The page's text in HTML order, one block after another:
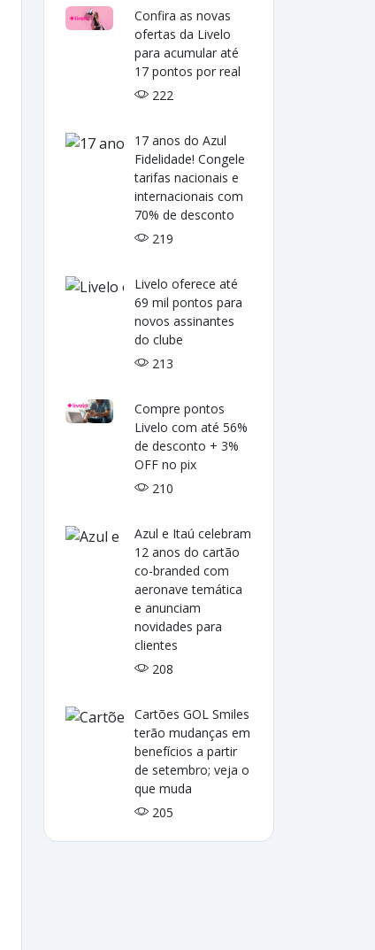
Confira as novas
ofertas da Livelo
para acumular até
17 pontos por real
222
17 anos do Azul
Fidelidade! Congele
tarifas nacionais e
internacionais com
70% de desconto
219
Livelo oferece até
69 mil pontos para
novos assinantes
do clube
213
Compre pontos
Livelo com até 56%
de desconto + 3%
OFF no pix
210
Azul e Itaú celebram
12 anos do cartão
co-branded com
aeronave temática
e anunciam
novidades para
clientes
208
Cartões GOL Smiles
terão mudanças em
benefícios a partir
de setembro; veja o
que muda
205